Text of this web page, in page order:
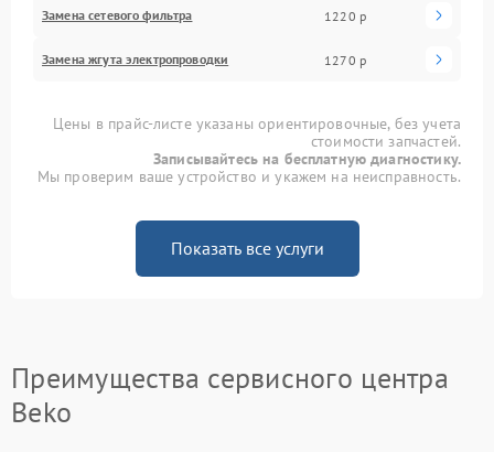
Замена сетевого фильтра 1220 р
Замена жгута электропроводки 1270 р
Цены в прайс-листе указаны ориентировочные, без учета
стоимости запчастей.
Записывайтесь на бесплатную диагностику.
Мы проверим ваше устройство и укажем на неисправность.
Показать все услуги
Преимущества сервисного центра
Beko